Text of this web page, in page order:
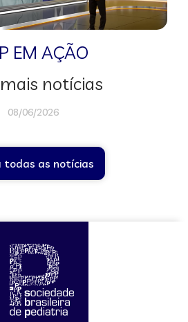
EM AÇÃO
notícias
08/06/2026
todas as notícias